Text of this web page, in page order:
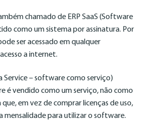
chamado de ERP SaaS (Software
como um sistema por assinatura. Por
ser acessado em qualquer
a internet.
Service – software como serviço)
é vendido como um serviço, não como
em vez de comprar licenças de uso,
mensalidade para utilizar o software.